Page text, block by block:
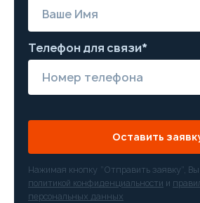
Телефон для связи*
Оставить
Нажимая кнопку “Отправить заявку”, Вы
политикой конфиденциальности и
персональных данных